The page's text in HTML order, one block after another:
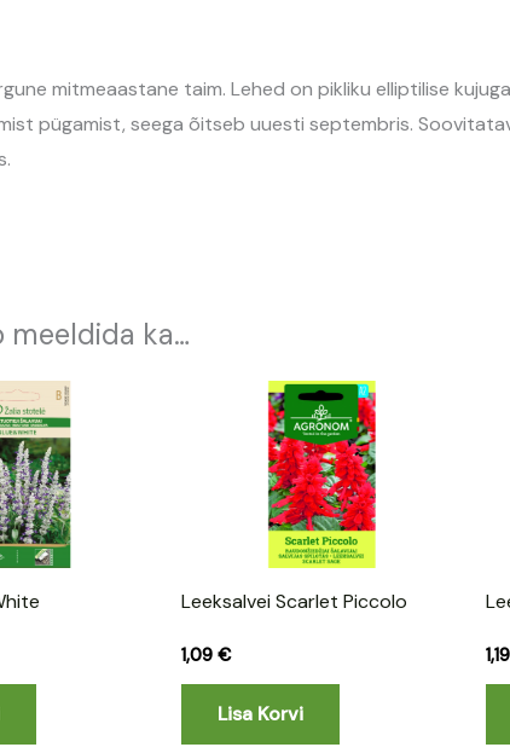
mitmeaastane taim. Lehed on pikliku elliptilise
pügamist, seega õitseb uuesti septembris.
meeldida ka…
Leeksalvei Scarlet Piccolo
1,09€
Lisa Korvi
1,19